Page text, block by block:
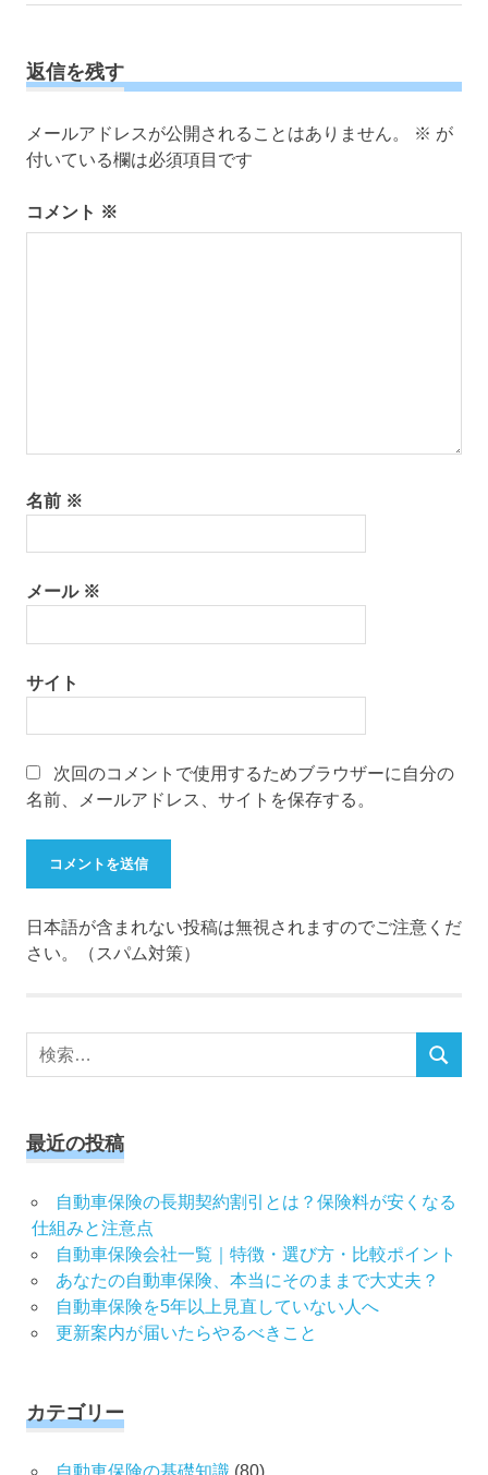
シ
ン
記
返信を残す
メールアドレスが公開されることはありません。 ※ が
付いている欄は必須項目です
コメント ※
名前 ※
メール ※
サイト
次回のコメントで使用するためブラウザーに自分の
名前、メールアドレス、サイトを保存する。
日本語が含まれない投稿は無視されますのでご注意くだ
さい。（スパム対策）
検
検
最近の投稿
自動車保険の長期契約割引とは？保険料が安くなる
仕組みと注意点
自動車保険会社一覧｜特徴・選び方・比較ポイント
あなたの自動車保険、本当にそのままで大丈夫？
自動車保険を5年以上見直していない人へ
更新案内が届いたらやるべきこと
カテゴリー
自動車保険の基礎知識(80)